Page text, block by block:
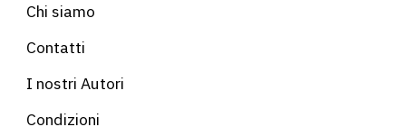
Chi siamo
Contatti
I nostri Autori
Condizioni